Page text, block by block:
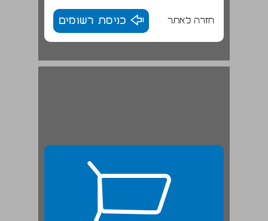
חזרה לאתר כניסת רשומים
1.2.2 תרבות, אידאולוגיה וכוח: מרקס וממשיכיו ... 21